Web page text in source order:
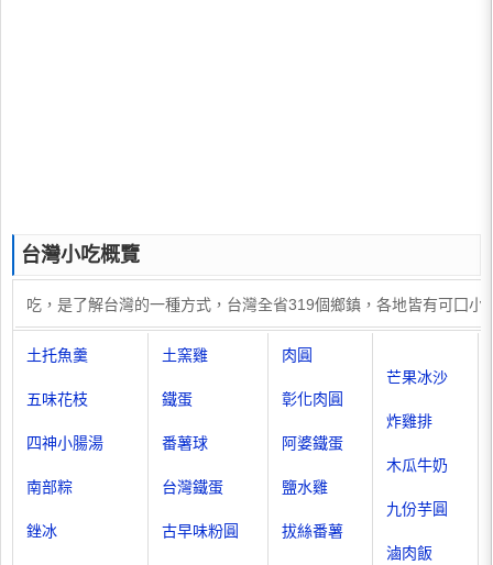
台灣小吃概覽
吃，是了解台灣的一種方式，台灣全省319個鄉鎮，各地皆有可囗
土托魚羹
五味花枝
四神小腸湯
南部粽
銼冰
土窯雞
鐵蛋
番薯球
台灣鐵蛋
古早味粉圓
肉圓
彰化肉圓
阿婆鐵蛋
鹽水雞
拔絲番薯
芒果冰沙
炸雞排
木瓜牛奶
九份芋圓
滷肉飯